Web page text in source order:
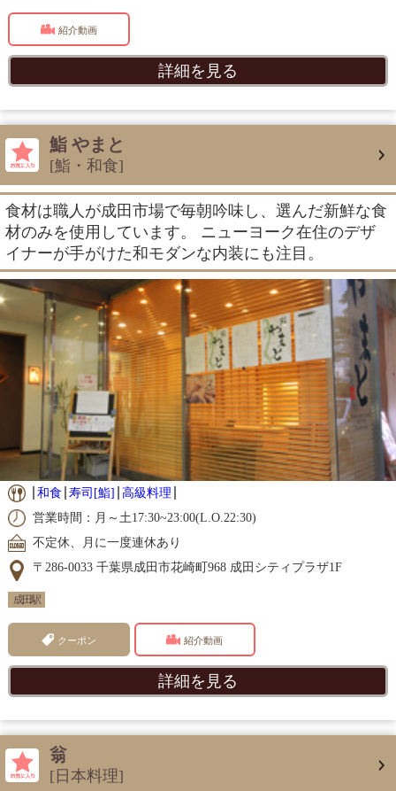
紹介動画
詳細を見る
鮨 やまと
[鮨・和食]
食材は職人が成田市場で毎朝吟味し、選んだ新鮮な食
材のみを使用しています。 ニューヨーク在住のデザ
イナーが手がけた和モダンな内装にも注目。
和食 寿司[鮨]
高級料理
営業時間：月～土17:30~23:00(L.O.22:30)
不定休、月に一度連休あり
〒286-0033 千葉県成田市花崎町968 成田シティプラザ1F
成田駅
クーポン 紹介動画
詳細を見る
翁
[日本料理]